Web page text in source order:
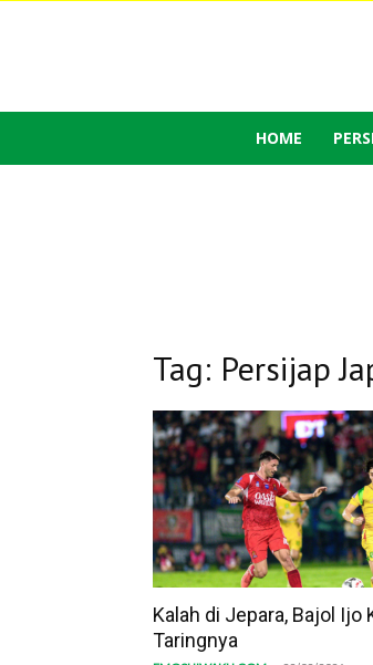
HOME
Tag: Persijap
Kalah di Jepara, Bajol Ijo
Taringnya